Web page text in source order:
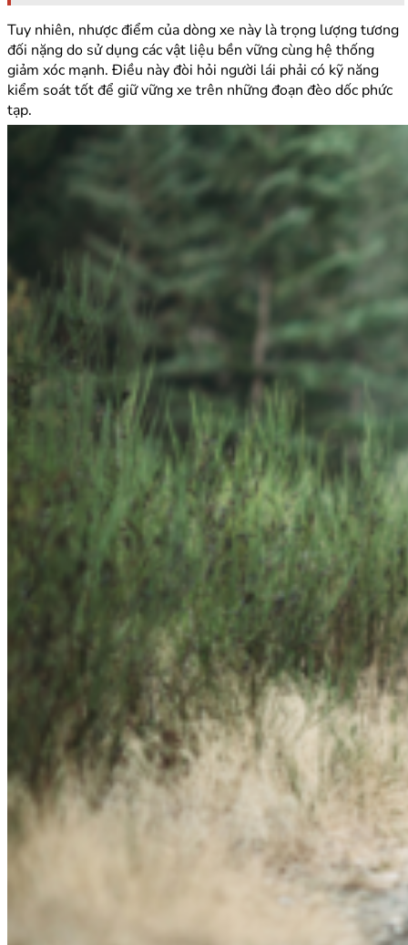
Tuy nhiên, nhược điểm của dòng xe này là trọng lượng tương
đối nặng do sử dụng các vật liệu bền vững cùng hệ thống
giảm xóc mạnh. Điều này đòi hỏi người lái phải có kỹ năng
kiểm soát tốt để giữ vững xe trên những đoạn đèo dốc phức
tạp.